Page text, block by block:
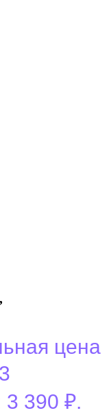
цена
3
390 ₽.